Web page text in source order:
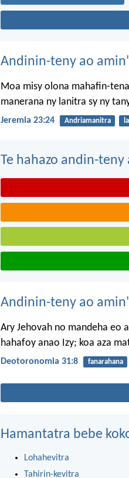
Andinin-teny ao
Moa misy olona mahafin-
manerana ny lanitra sy ny
Jeremia 23:24 Andriamanitra
Te hahazo andin-
Andinin-teny ao
Ary Jehovah no mandeha eo
hahafoy anao Izy; koa aza
Deotoronomia 31:8 fanarahana
Hamantatra bebe
Lohahevitra
Tahirin-kevitra